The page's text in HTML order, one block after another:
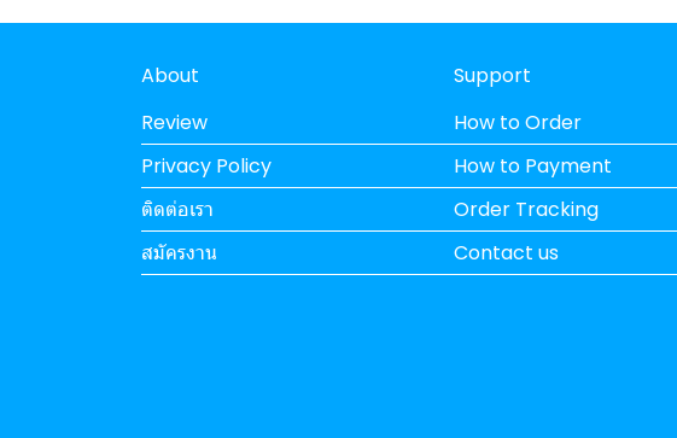
About
Review
Privacy Policy
ติดต่อเรา
สมัครงาน
Support
How to Order
How to Payment
Order Tracking
Contact us